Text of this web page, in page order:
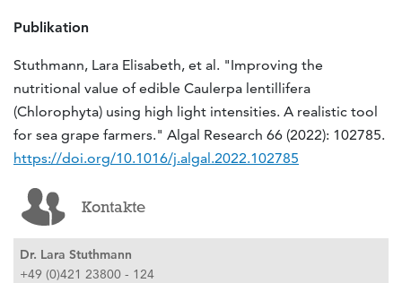
Publikation
Stuthmann, Lara Elisabeth, et al. "Improving the
nutritional value of edible Caulerpa lentillifera
(Chlorophyta) using high light intensities. A realistic tool
for sea grape farmers." Algal Research 66 (2022): 102785.
https://doi.org/10.1016/j.algal.2022.102785
Kontakte
Dr. Lara Stuthmann
+49 (0)421 23800 - 124